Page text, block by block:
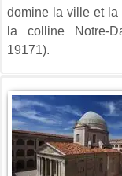
domine la ville et la
la colline Notre-
19171).